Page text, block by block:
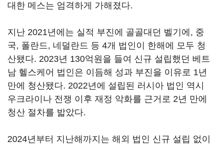
대한 메스는 엄격하게 가해졌다.
지난 2021년에는 실적 부진에 골골대던 벨기에, 중
국, 폴란드, 네덜란드 등 4개 법인이 한해에 모두 청
산됐다. 2023년 130억원을 들여 신규 설립했던 베트
남 헬스케어 법인은 이듬해 성과 부진을 이유로 1년
만에 청산됐다. 2022년에 설립된 러시아 법인 역시
우크라이나 전쟁 이후 재정 악화를 근거로 2년 만에
청산 절차를 밟았다.
2024년부터 지난해까지는 해외 법인 신규 설립 없이